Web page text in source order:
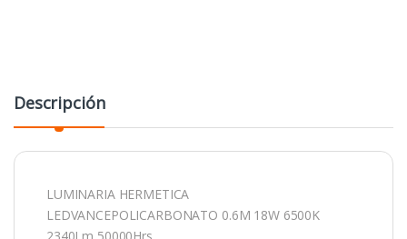
Descripción
LUMINARIA HERMETICA
LEDVANCEPOLICARBONATO 0.6M 18W 6500K